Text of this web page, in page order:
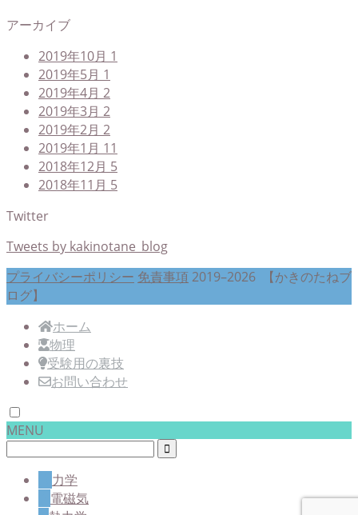
アーカイブ
2019年10月 1
2019年5月 1
2019年4月 2
2019年3月 2
2019年2月 2
2019年1月 11
2018年12月 5
2018年11月 5
Twitter
Tweets by kakinotane_blog
プライバシーポリシー 免責事項 2019–2026 【かきのたねブ
ログ】
ホーム
物理
受験用の裏技
お問い合わせ
MENU
力学
電磁気